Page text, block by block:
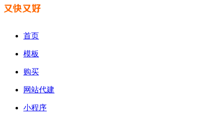
首页
模板
购买
网站代建
小程序